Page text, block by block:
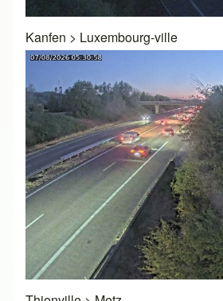
Kanfen > Luxembourg-ville